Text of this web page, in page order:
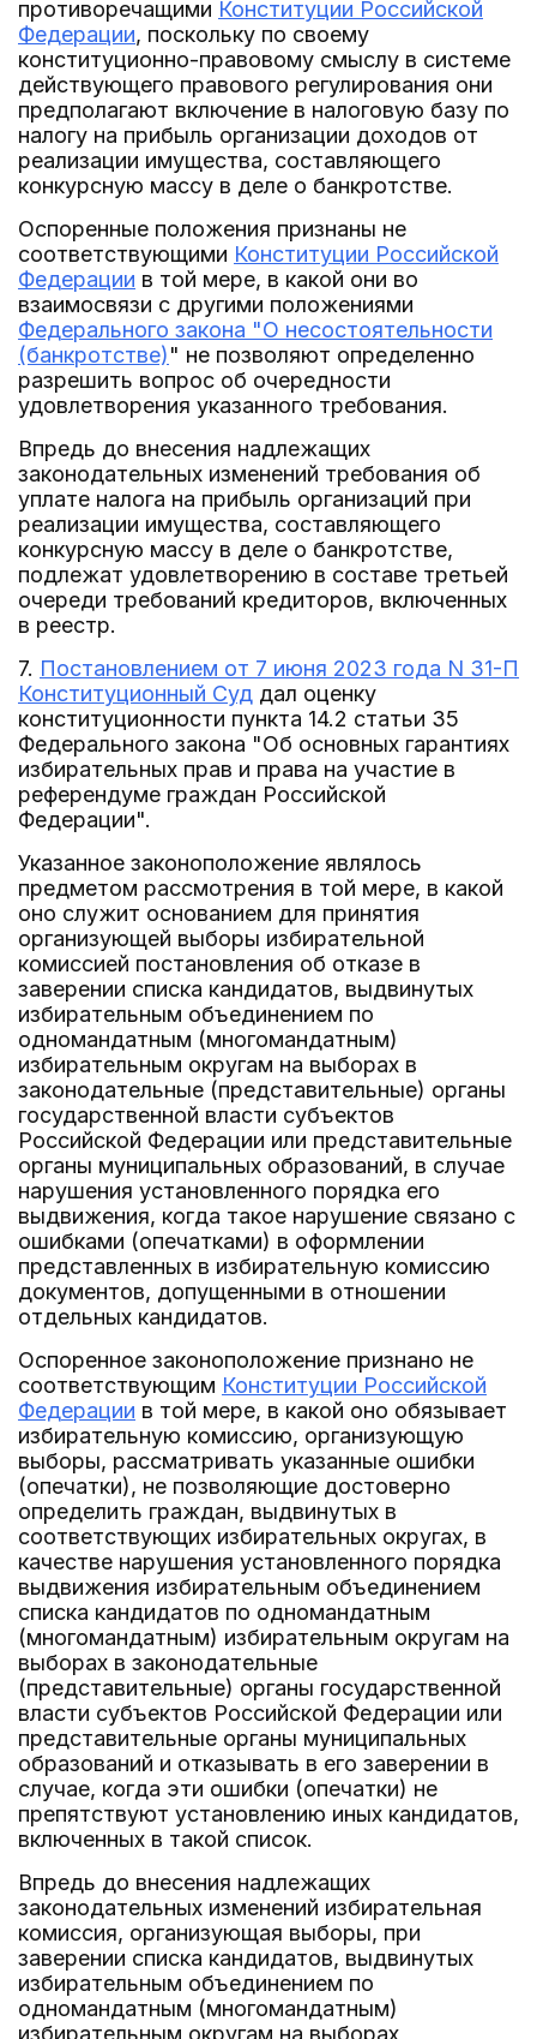
противоречащими Конституции Российской
Федерации, поскольку по своему
конституционно-правовому смыслу в системе
действующего правового регулирования они
предполагают включение в налоговую базу по
налогу на прибыль организации доходов от
реализации имущества, составляющего
конкурсную массу в деле о банкротстве.
Оспоренные положения признаны не
соответствующими Конституции Российской
Федерации в той мере, в какой они во
взаимосвязи с другими положениями
Федерального закона "О несостоятельности
(банкротстве)" не позволяют определенно
разрешить вопрос об очередности
удовлетворения указанного требования.
Впредь до внесения надлежащих
законодательных изменений требования об
уплате налога на прибыль организаций при
реализации имущества, составляющего
конкурсную массу в деле о банкротстве,
подлежат удовлетворению в составе третьей
очереди требований кредиторов, включенных
в реестр.
7. Постановлением от 7 июня 2023 года N 31-П
Конституционный Суд дал оценку
конституционности пункта 14.2 статьи 35
Федерального закона "Об основных гарантиях
избирательных прав и права на участие в
референдуме граждан Российской
Федерации".
Указанное законоположение являлось
предметом рассмотрения в той мере, в какой
оно служит основанием для принятия
организующей выборы избирательной
комиссией постановления об отказе в
заверении списка кандидатов, выдвинутых
избирательным объединением по
одномандатным (многомандатным)
избирательным округам на выборах в
законодательные (представительные) органы
государственной власти субъектов
Российской Федерации или представительные
органы муниципальных образований, в случае
нарушения установленного порядка его
выдвижения, когда такое нарушение связано с
ошибками (опечатками) в оформлении
представленных в избирательную комиссию
документов, допущенными в отношении
отдельных кандидатов.
Оспоренное законоположение признано не
соответствующим Конституции Российской
Федерации в той мере, в какой оно обязывает
избирательную комиссию, организующую
выборы, рассматривать указанные ошибки
(опечатки), не позволяющие достоверно
определить граждан, выдвинутых в
соответствующих избирательных округах, в
качестве нарушения установленного порядка
выдвижения избирательным объединением
списка кандидатов по одномандатным
(многомандатным) избирательным округам на
выборах в законодательные
(представительные) органы государственной
власти субъектов Российской Федерации или
представительные органы муниципальных
образований и отказывать в его заверении в
случае, когда эти ошибки (опечатки) не
препятствуют установлению иных кандидатов,
включенных в такой список.
Впредь до внесения надлежащих
законодательных изменений избирательная
комиссия, организующая выборы, при
заверении списка кандидатов, выдвинутых
избирательным объединением по
одномандатным (многомандатным)
избирательным округам на выборах